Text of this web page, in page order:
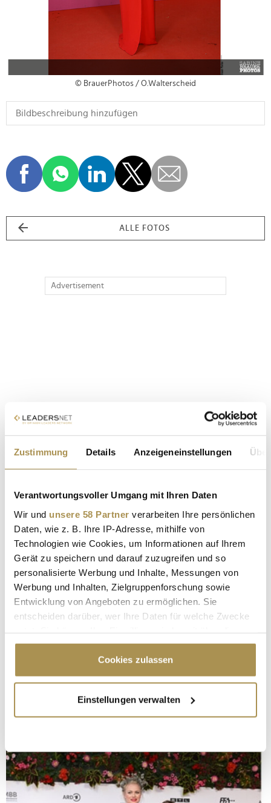
Zustimmung Details Anzeigeneinstellungen
Verantwortungsvoller Umgang mit Ihren Daten
Wir und unsere 58 Partner verarbeiten Ihre persönlichen
Daten, wie z. B. Ihre IP-Adresse, mithilfe von
Technologien wie Cookies, um Informationen auf Ihrem
Gerät zu speichern und darauf zuzugreifen und so
personalisierte Werbung und Inhalte, Messungen von
Werbung und Inhalten, Zielgruppenforschung sowie
Entwicklung von Angeboten zu ermöglichen. Sie
entscheiden darüber, wer Ihre Daten für welche Zwecke
Cookie-Erklärung oder durch Klicken auf das Privacy
Trigger Symbol ändern oder widerrufen
Informationen über Ihre geografische Lage
erfassen, welche bis auf einige Meter genau sein
bestimmten Merkmalen (Fingerprinting) identifizieren
Erfahren Sie mehr darüber, wie Ihre persönlichen Daten
verarbeitet werden, und legen Sie Ihre Präferenzen im
Cookies zulassen
Einstellungen verwalten
© BrauerPhotos / O.Walterscheid
ALLE FOTOS
Advertisement